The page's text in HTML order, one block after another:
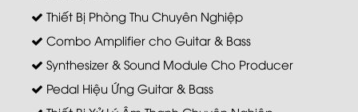
Combo Amplifier cho Guitar & Bass
Synthesizer & Sound Module Cho Producer
Pedal Hiệu Ứng Guitar & Bass
Thiết Bị Xử Lý Âm Thanh Chuyên Nghiệp